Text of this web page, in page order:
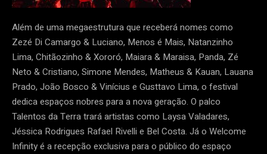
Além de uma megaestrutura que receberá nomes como
Zezé Di Camargo & Luciano, Menos é Mais, Natanzinho
Lima, Chitãozinho & Xororó, Maiara & Maraisa, Panda, Zé
Neto & Cristiano, Simone Mendes, Matheus & Kauan, Lauana
Prado, João Bosco & Vinícius e Gusttavo Lima, o festival
dedica espaços nobres para a nova geração. O palco
Talentos da Terra trará artistas como Laysa Valadares,
Jéssica Rodrigues Rafael Rivelli e Bel Costa. Já o Welcome
Infinity é a recepção exclusiva para o público do espaço